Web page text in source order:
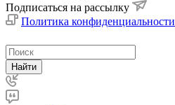
Подписаться на рассылку
Политика конфиденциальности
Найти